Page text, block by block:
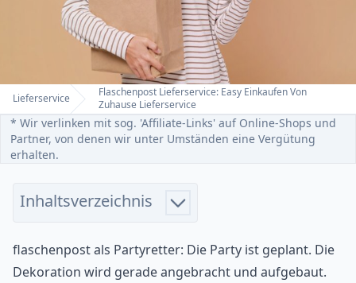
Home
Lieferservice
Flaschenpost Lieferservice: Easy Einkaufen Von
Zuhause Lieferservice
* Wir verlinken mit sog. 'Affiliate-Links' auf Online-Shops und
Partner, von denen wir unter Umständen eine Vergütung
erhalten.
flaschenpost als Partyretter: Die Party ist geplant. Die
Dekoration wird gerade angebracht und aufgebaut.
Inhaltsverzeichnis